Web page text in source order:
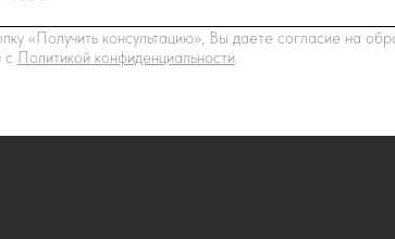
«Получить консультацию», Вы даете согласие на
с Политикой конфиденциальности.